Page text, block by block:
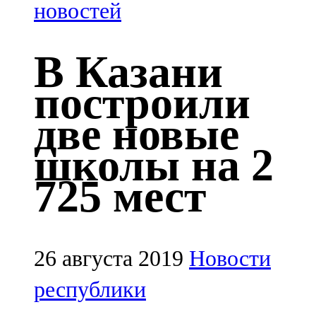
106,6 FM
Кадыбаш
105,2 FM
Казан
91,5 FM
Кайбыч
106,1 FM
Кама тамагы
71,51 FM
Кукмара
новостей
В Казани
построили
две новые
школы на 2
725 мест
26 августа 2019 Новости
республики